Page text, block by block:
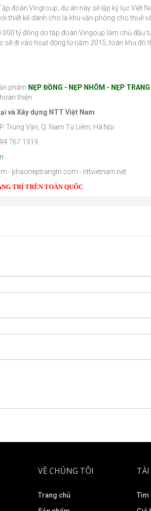
đoàn Vingroup, dự án này sẽ lập kỷ lục Việt
thiết kế dành cho là khu văn phòng cho thuê
tỷ đồng do tập đoàn Vingoup làm chủ đầu
sẽ đi vào hoạt động từ năm 2015, toàn khu đô
phẩm NẸP ĐỒNG - NẸP NHÔM - NẸP TRANG
thiện
và Xây dựng NTT Việt Nam
Trung Văn, Q. Nam Từ Liêm, Hà Nội
767 1919
- phaoneptrangtri.com - nttvietnam.net
TRÍ TRÊN TOÀN QUỐC
VỀ CHÚNG TÔI
Trang chủ
Tìm